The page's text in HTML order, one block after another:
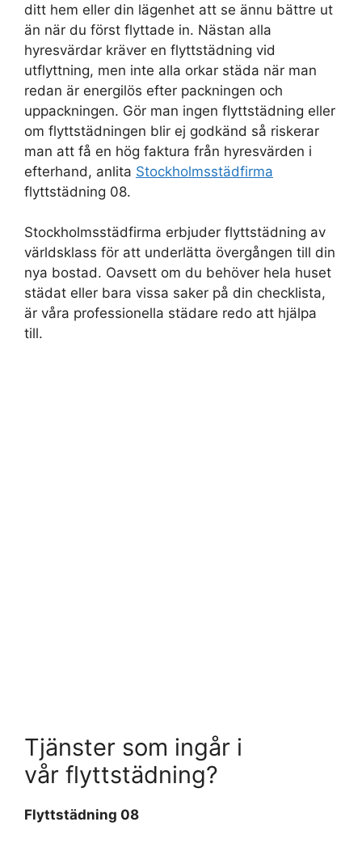
ditt hem eller din lägenhet att se ännu bättre ut
än när du först flyttade in. Nästan alla
hyresvärdar kräver en flyttstädning vid
utflyttning, men inte alla orkar städa när man
redan är energilös efter packningen och
uppackningen. Gör man ingen flyttstädning eller
om flyttstädningen blir ej godkänd så riskerar
man att få en hög faktura från hyresvärden i
efterhand, anlita Stockholmsstädfirma
flyttstädning 08.
Stockholmsstädfirma erbjuder flyttstädning av
världsklass för att underlätta övergången till din
nya bostad. Oavsett om du behöver hela huset
städat eller bara vissa saker på din checklista,
är våra professionella städare redo att hjälpa
till.
Tjänster som ingår i
vår flyttstädning?
Flyttstädning 08